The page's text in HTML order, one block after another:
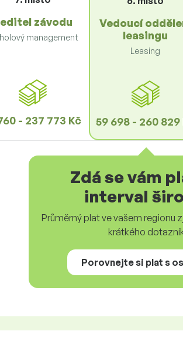
závodu
management
- 237 773 Kč
Vedoucí
leasingu
Leasing
59 698 - 260 829
Zdá se vám
interval
Průměrný plat ve vašem regionu
krátkého
Porovnejte si plat s